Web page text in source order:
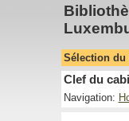
Sélection du
Clef du
Navigation: